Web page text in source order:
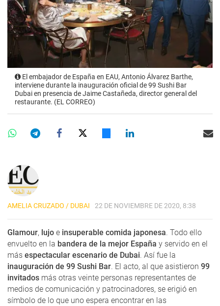
El embajador de España en EAU, Antonio Álvarez Barthe,
interviene durante la inauguración oficial de 99 Sushi Bar
Dubai en presencia de Jaime Castañeda, director general del
restaurante. (EL CORREO)
AMELIA CRUZADO / DUBAI 22 DE NOVIEMBRE DE 2020, 8:38
Glamour, lujo e insuperable comida japonesa. Todo ello
envuelto en la bandera de la mejor España y servido en el
más espectacular escenario de Dubai. Así fue la
inauguración de 99 Sushi Bar. El acto, al que asistieron 99
invitados más otras veinte personas representantes de
medios de comunicación y patrocinadores, se erigió en
símbolo de lo que uno espera encontrar en las